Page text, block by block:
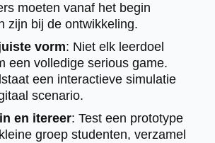
moeten vanaf het begin
zijn bij de ontwikkeling.
vorm: Niet elk leerdoel
een volledige serious game.
een interactieve simulatie
scenario.
en itereer: Test een prototype
groep studenten, verzamel